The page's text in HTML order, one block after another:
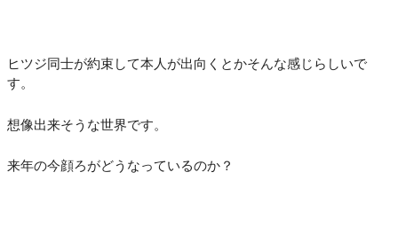
ヒツジ同士が約束して本人が出向くとかそんな感じらしいで
す。
想像出来そうな世界です。
来年の今顔ろがどうなっているのか？